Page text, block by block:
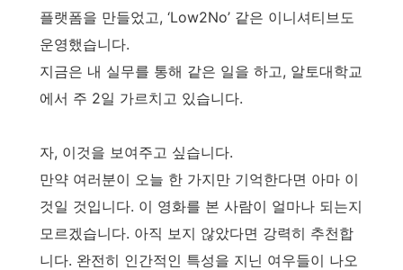
플랫폼을 만들었고, ‘Low2No’ 같은 이니셔티브도
운영했습니다.
지금은 내 실무를 통해 같은 일을 하고, 알토대학교
에서 주 2일 가르치고 있습니다.
자, 이것을 보여주고 싶습니다.
만약 여러분이 오늘 한 가지만 기억한다면 아마 이
것일 것입니다. 이 영화를 본 사람이 얼마나 되는지
모르겠습니다. 아직 보지 않았다면 강력히 추천합
니다. 완전히 인간적인 특성을 지닌 여우들이 나오